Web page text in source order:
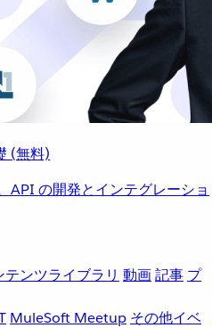
(無料)
の開発とインテグレーショ
テンツライブラリ 動画記事 プ
MuleSoft Meetup その他イベ